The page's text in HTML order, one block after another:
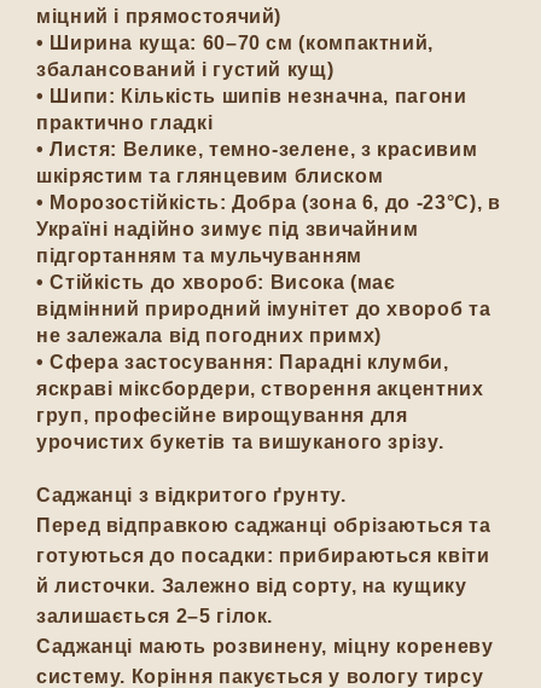
міцний і прямостоячий)
• Ширина куща: 60–70 см (компактний,
збалансований і густий кущ)
• Шипи: Кількість шипів незначна, пагони
практично гладкі
•Листя: Велике, темно-зелене, з красивим
шкірястим та глянцевим блиском
• Морозостійкість: Добра (зона 6, до -23°C), в
Україні надійно зимує під звичайним
підгортанням та мульчуванням
•Стійкість до хвороб: Висока (має
відмінний природний імунітет до хвороб та
не залежала від погодних примх)
•Сфера застосування: Парадні клумби,
яскраві міксбордери, створення акцентних
груп, професійне вирощування для
урочистих букетів та вишуканого зрізу.
Саджанці з відкритого ґрунту.
Перед відправкою саджанці обрізаються та
готуються до посадки: прибираються квіти
й листочки. Залежно від сорту, на кущику
залишається 2–5 гілок.
Саджанці мають розвинену, міцну кореневу
систему. Коріння пакується у вологу тирсу